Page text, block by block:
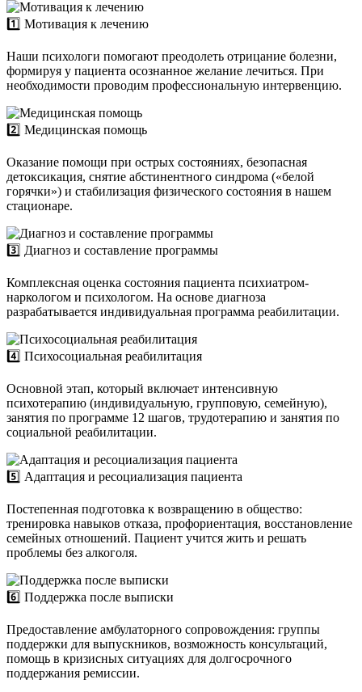
1️⃣ Мотивация к лечению
Наши психологи помогают преодолеть отрицание болезни,
формируя у пациента осознанное желание лечиться. При
необходимости проводим профессиональную интервенцию.
2️⃣ Медицинская помощь
Оказание помощи при острых состояниях, безопасная
детоксикация, снятие абстинентного синдрома («белой
горячки») и стабилизация физического состояния в нашем
стационаре.
3️⃣ Диагноз и составление программы
Комплексная оценка состояния пациента психиатром-
наркологом и психологом. На основе диагноза
разрабатывается индивидуальная программа реабилитации.
4️⃣ Психосоциальная реабилитация
Основной этап, который включает интенсивную
психотерапию (индивидуальную, групповую, семейную),
занятия по программе 12 шагов, трудотерапию и занятия по
социальной реабилитации.
5️⃣ Адаптация и ресоциализация пациента
Постепенная подготовка к возвращению в общество:
тренировка навыков отказа, профориентация, восстановление
семейных отношений. Пациент учится жить и решать
проблемы без алкоголя.
6️⃣ Поддержка после выписки
Предоставление амбулаторного сопровождения: группы
поддержки для выпускников, возможность консультаций,
помощь в кризисных ситуациях для долгосрочного
поддержания ремиссии.